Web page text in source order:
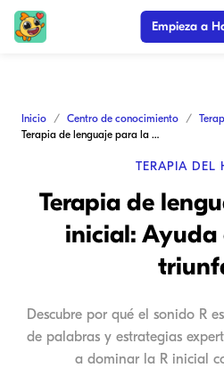
Empieza a
Inicio Centro de conocimiento
Terapia de lenguaje para la R inicial: Ayuda a tu hijo a triunfar
TERAPIA DEL
Terapia de
inicial:
Descubre por qué el sonido R
de palabras y estrategias
a dominar la R inicial